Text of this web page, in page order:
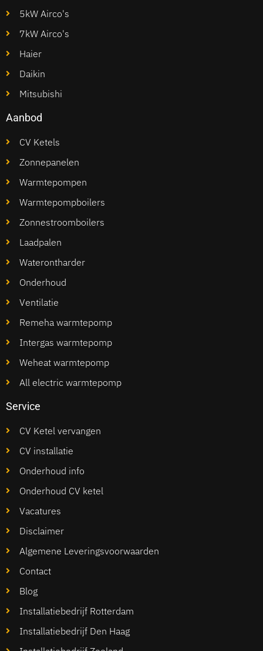
5kW Airco's
7kW Airco's
Haier
Daikin
Mitsubishi
Aanbod
CV Ketels
Zonnepanelen
Warmtepompen
Warmtepompboilers
Zonnestroomboilers
Laadpalen
Waterontharder
Onderhoud
Ventilatie
Remeha warmtepomp
Intergas warmtepomp
Weheat warmtepomp
All electric warmtepomp
Service
CV Ketel vervangen
CV installatie
Onderhoud info
Onderhoud CV ketel
Vacatures
Disclaimer
Algemene Leveringsvoorwaarden
Contact
Blog
Installatiebedrijf Rotterdam
Installatiebedrijf Den Haag